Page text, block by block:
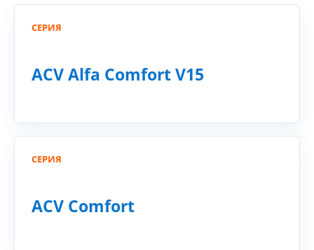
СЕРИЯ
ACV Alfa Comfort V15
СЕРИЯ
ACV Comfort